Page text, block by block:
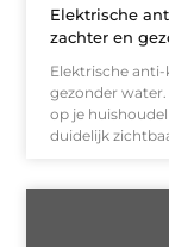
Elektrische
zachter en
Elektrische
gezonder
op je
duidelijk